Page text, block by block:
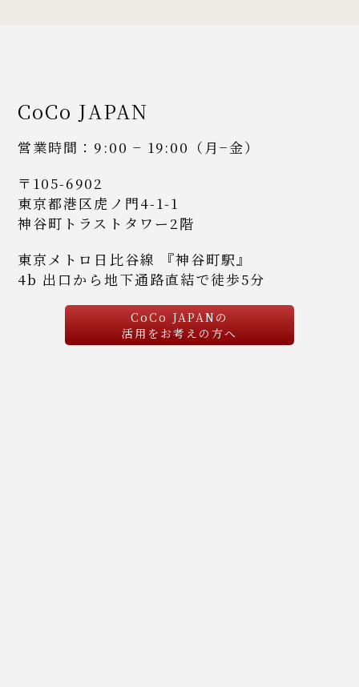
CoCo JAPAN
営業時間：9:00 − 19:00（月−金）
〒105-6902
東京都港区虎ノ門4-1-1
神谷町トラストタワー2階
東京メトロ日比谷線 『神谷町駅』
4b 出口から地下通路直結で徒歩5分
CoCo JAPANの
活用をお考えの方へ